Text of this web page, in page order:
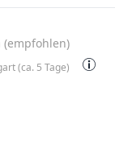
(empfohlen)
(ca. 5 Tage)